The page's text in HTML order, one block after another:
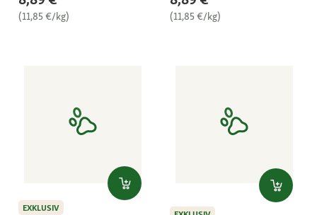
(11,85 €/kg) (11,85 €/kg)
EXKLUSIV